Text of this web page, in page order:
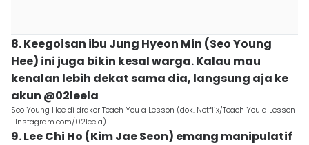
8. Keegoisan ibu Jung Hyeon Min (Seo Young
Hee) ini juga bikin kesal warga. Kalau mau
kenalan lebih dekat sama dia, langsung aja ke
akun @02leela
Seo Young Hee di drakor Teach You a Lesson (dok. Netflix/Teach You a Lesson
| Instagram.com/02leela)
9. Lee Chi Ho (Kim Jae Seon) emang manipulatif